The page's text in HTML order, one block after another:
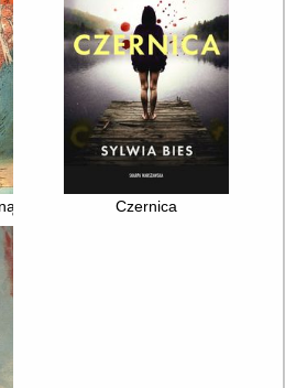
wiśni Czernica